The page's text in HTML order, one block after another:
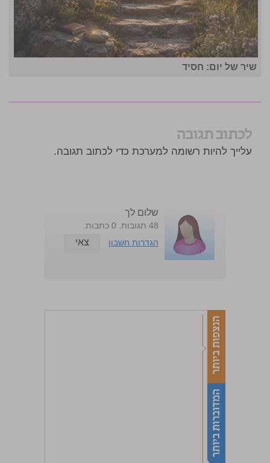
שיר של יום: חסיד
לכתוב תגובה
עלייך להיות רשומה למערכת כדי לכתוב תגובה.
שלום לך
48 תגובות. 0 כתבות.
הגדרות חשבון
צאי